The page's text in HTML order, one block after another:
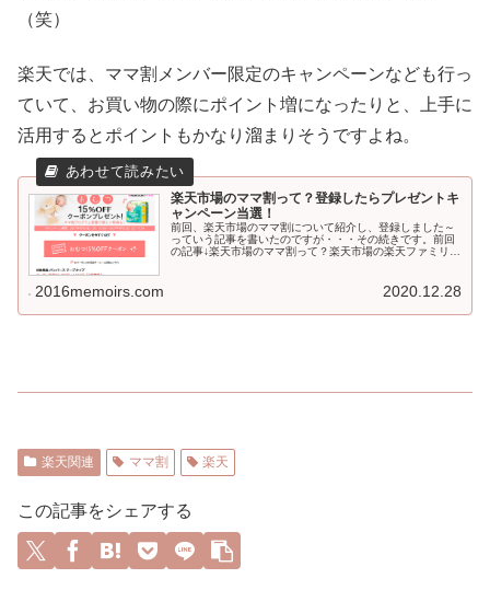
（笑）
楽天では、ママ割メンバー限定のキャンペーンなども行っ
ていて、お買い物の際にポイント増になったりと、上手に
活用するとポイントもかなり溜まりそうですよね。
楽天市場のママ割って？登録したらプレゼントキ
ャンペーン当選！
前回、楽天市場のママ割について紹介し、登録しました～
っていう記事を書いたのですが・・・その続きです。前回
の記事↓楽天市場のママ割って？楽天市場の楽天ファミリー
2016memoirs.com 2020.12.28
楽天関連 ママ割 楽天
この記事をシェアする